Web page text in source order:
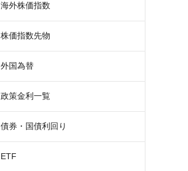
海外株価指数
株価指数先物
外国為替
政策金利一覧
債券・国債利回り
ETF